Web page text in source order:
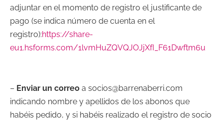
adjuntar en el momento de registro el justificante de
pago (se indica número de cuenta en el
registro):https://share-
eu1.hsforms.com/1lvmHuZQVQJOJjXfI_F61Dwftm6u
– Enviar un correo a socios@barrenaberri.com
indicando nombre y apellidos de los abonos que
habéis pedido, y si habéis realizado el registro de socio